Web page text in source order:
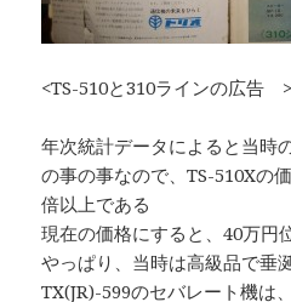
<TS-510と310ラインの広告 >
年次統計データによると当時
の事の事なので、TS-510Xの
倍以上である
現在の価格にすると、40万円
やっぱり、当時は高級品で垂
TX(JR)-599のセバレート機は